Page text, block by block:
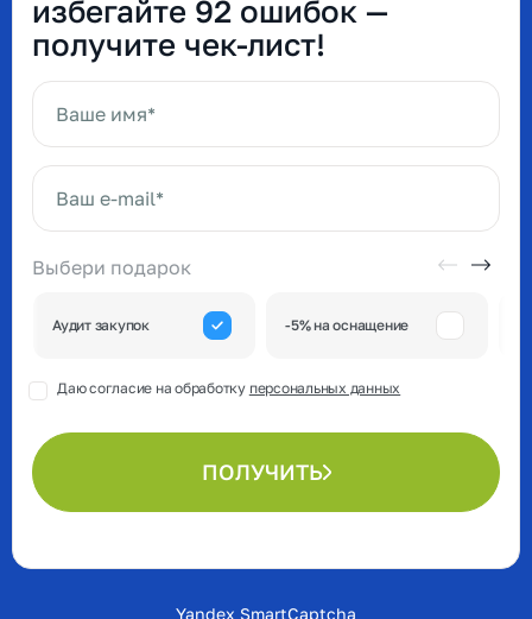
избегайте 92 ошибок —
получите чек-лист!
Выбери подарок
Аудит закупок -5% на оснащение
Даю согласие на обработку персональных данных
ПОЛУЧИТЬ
Yandex SmartCaptcha